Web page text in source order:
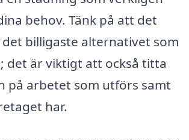
behov. Tänk på att det
billigaste alternativet som
det är viktigt att också titta
på arbetet som utförs samt
har.